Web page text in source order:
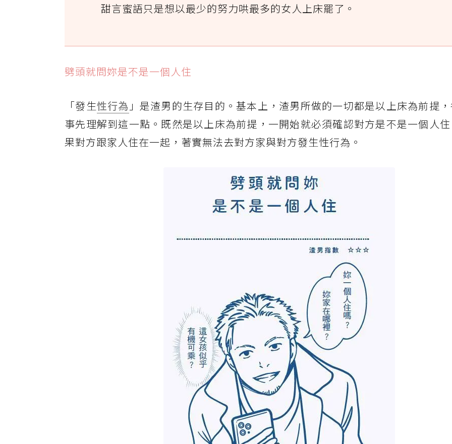
甜言蜜語只是想以最少的努力哄最多的女人上床罷了。
劈頭就問妳是不是一個人住
「發生性行為 」是渣男的生存目的。基本上，渣男所做的一切都是以上床為前提
事先理解到這一點。既然是以上床為前提，一開始就必須確認對方是不是一個人
果對方跟家人住在一起，著實無法去對方家與對方發生性行為。